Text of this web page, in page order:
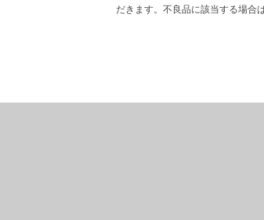
だきます。不良品に該当する場合